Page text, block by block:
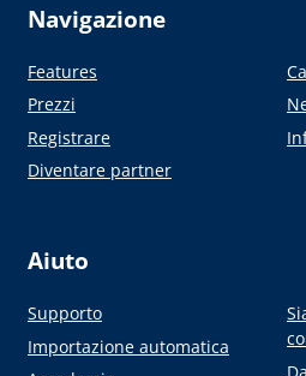
Navigazione
Features
Prezzi
Registrare
Diventare partner
Aiuto
Supporto
Importazione automatica